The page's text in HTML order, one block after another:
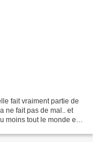
fait vraiment partie de
ne fait pas de mal.. et
moins tout le monde en